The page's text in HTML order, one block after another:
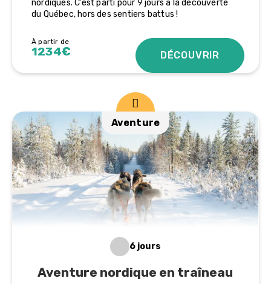
nordiques. C’est parti pour 9 jours à la découverte
du Québec, hors des sentiers battus !
À partir de
1234€ DÉCOUVRIR
Aventure
6 jours
Aventure nordique en traîneau